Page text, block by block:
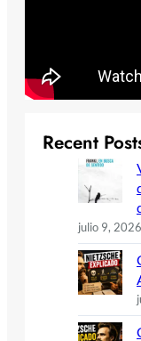
Recent
julio 9, 2026